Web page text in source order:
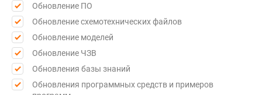
Обновление ПО
Обновление схемотехнических файлов
Обновление моделей
Обновление ЧЗВ
Обновления базы знаний
Обновления программных средств и примеров